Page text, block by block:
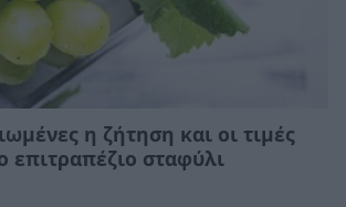
η ζήτηση και οι τιμές
επιτραπέζιο σταφύλι